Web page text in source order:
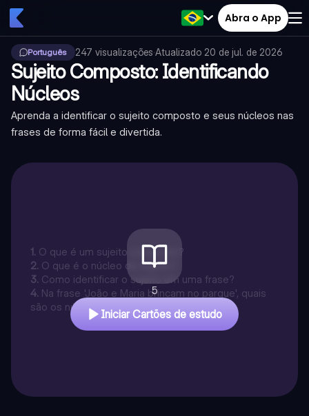
Abra o App
Português 247 visualizações·Atualizado 20 de jul. de 2026
Sujeito Composto: Identificando
Núcleos
Aprenda a identificar o sujeito composto e seus núcleos nas
frases de forma fácil e divertida.
1. O que é um sujeito composto?
2. O que é o núcleo do sujeito?
3. Como identificar o sujeito em uma frase?
4. Na frase 'João e Maria brincam no parque', quais
são os núcleos do sujeito?
5
Iniciar Cartões de estudo